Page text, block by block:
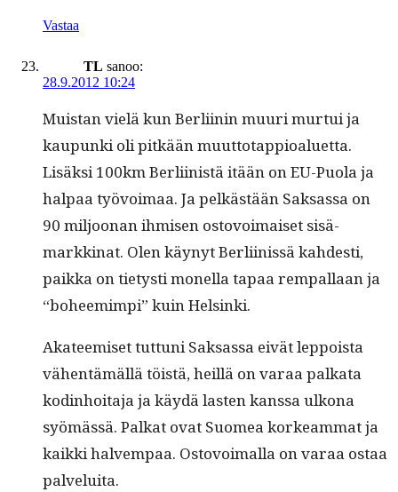
Vastaa
TL sanoo:
28.9.2012 10:24
Muis­tan vielä kun Berli­inin muuri mur­tui ja
kaupun­ki oli pitkään muut­to­tap­pioaluet­ta.
Lisäk­si 100km Berli­in­istä itään on EU-Puo­la ja
hal­paa työvoimaa. Ja pelkästään Sak­sas­sa on
90 miljoo­nan ihmisen ostovoimaiset sisä­
markki­nat. Olen käynyt Berli­inis­sä kahdesti,
paik­ka on tietysti monel­la tapaa rem­pal­laan ja
“boheemimpi” kuin Helsinki.
Aka­teemiset tut­tuni Sak­sas­sa eivät lep­poista
vähen­tämäl­lä töistä, heil­lä on varaa palkata
kod­in­hoita­ja ja käy­dä las­ten kanssa ulkona
syömässä. Palkat ovat Suomea korkeam­mat ja
kaik­ki halvem­paa. Ostovoimal­la on varaa ostaa
palveluita.